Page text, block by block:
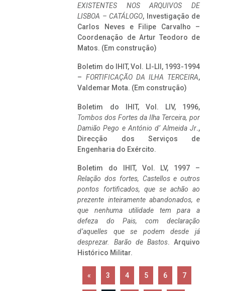
EXISTENTES NOS ARQUIVOS DE
LISBOA – CATÁLOGO, Investigação de
Carlos Neves e Filipe Carvalho –
Coordenação de Artur Teodoro de
Matos. (Em construção)
Boletim do IHIT, Vol. LI-LII, 1993-1994
– FORTIFICAÇÃO DA ILHA TERCEIRA,
Valdemar Mota. (Em construção)
Boletim do IHIT, Vol. LIV, 1996,
Tombos dos Fortes da Ilha Terceira, por
Damião Pego e António d’ Almeida Jr.,
Direcção dos Serviços de
Engenharia do Exército.
Boletim do IHIT, Vol. LV, 1997 –
Relação dos fortes, Castellos e outros
pontos fortificados, que se achão ao
prezente inteiramente abandonados, e
que nenhuma utilidade tem para a
defeza do Pais, com declaração
d’aquelles que se podem desde já
desprezar. Barão de Bastos. Arquivo
Histórico Militar.
« 3 4 5 6 7